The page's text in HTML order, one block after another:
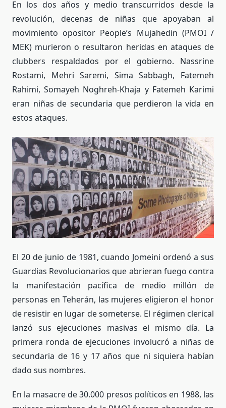
En los dos años y medio transcurridos desde la
revolución, decenas de niñas que apoyaban al
movimiento opositor People’s Mujahedin (PMOI /
MEK) murieron o resultaron heridas en ataques de
clubbers respaldados por el gobierno. Nassrine
Rostami, Mehri Saremi, Sima Sabbagh, Fatemeh
Rahimi, Somayeh Noghreh-Khaja y Fatemeh Karimi
eran niñas de secundaria que perdieron la vida en
estos ataques.
El 20 de junio de 1981, cuando Jomeini ordenó a sus
Guardias Revolucionarios que abrieran fuego contra
la manifestación pacífica de medio millón de
personas en Teherán, las mujeres eligieron el honor
de resistir en lugar de someterse. El régimen clerical
lanzó sus ejecuciones masivas el mismo día. La
primera ronda de ejecuciones involucró a niñas de
secundaria de 16 y 17 años que ni siquiera habían
dado sus nombres.
En la masacre de 30.000 presos políticos en 1988, las